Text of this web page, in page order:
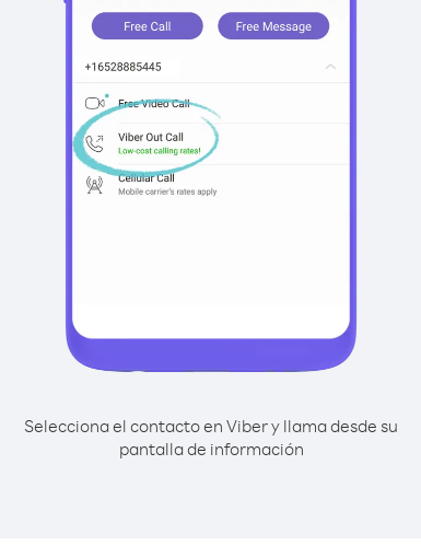
Selecciona el contacto en Viber y llama desde su
pantalla de información